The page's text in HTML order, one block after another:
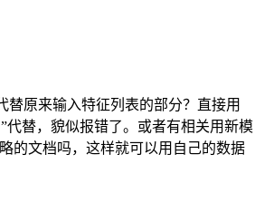
替原来输入特征列表的部分？直接用
代替，貌似报错了。或者有相关用新模
的文档吗，这样就可以用自己的数据